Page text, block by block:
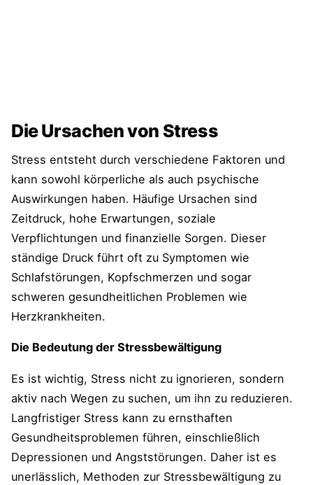
Die Ursachen von Stress
Stress entsteht durch verschiedene Faktoren und
kann sowohl körperliche als auch psychische
Auswirkungen haben. Häufige Ursachen sind
Zeitdruck, hohe Erwartungen, soziale
Verpflichtungen und finanzielle Sorgen. Dieser
ständige Druck führt oft zu Symptomen wie
Schlafstörungen, Kopfschmerzen und sogar
schweren gesundheitlichen Problemen wie
Herzkrankheiten.
Die Bedeutung der Stressbewältigung
Es ist wichtig, Stress nicht zu ignorieren, sondern
aktiv nach Wegen zu suchen, um ihn zu reduzieren.
Langfristiger Stress kann zu ernsthaften
Gesundheitsproblemen führen, einschließlich
Depressionen und Angststörungen. Daher ist es
unerlässlich, Methoden zur Stressbewältigung zu